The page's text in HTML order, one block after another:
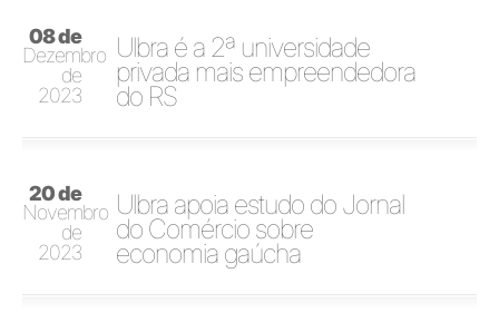
08 de
Dezembro
de
2023
Ulbra é a 2ª universidade
privada mais empreendedora
do RS
20 de
Novembro
de
2023
Ulbra apoia estudo do Jornal
do Comércio sobre
economia gaúcha